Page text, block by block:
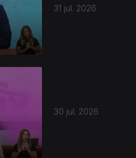
31 jul. 2026
30 jul. 2026